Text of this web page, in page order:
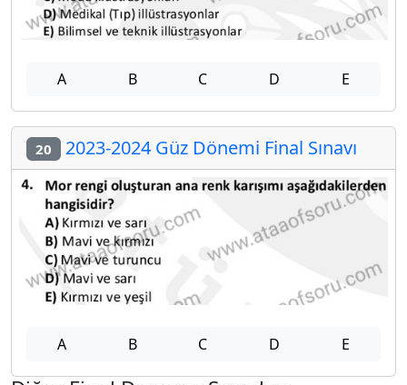
A B C D E
20 2023-2024 Güz Dönemi Final Sınavı
A B C D E